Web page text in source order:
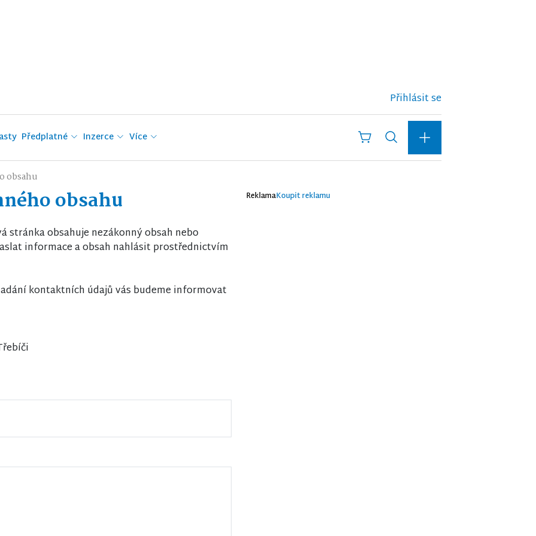
Přihlásit se
Předplatné Inzerce Více
obsahu
obsahu
stránka obsahuje nezákonný obsah nebo
informace a obsah nahlásit prostřednictvím
kontaktních údajů vás budeme informovat
ReklamaKoupit reklamu